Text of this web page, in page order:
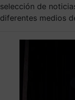
selección de
diferentes medios